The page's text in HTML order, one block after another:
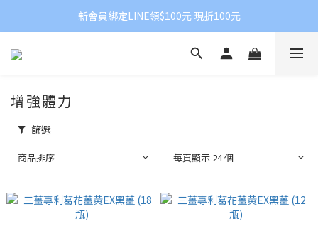
新會員綁定LINE領$100元 現折100元
增強體力
篩選
商品排序 每頁顯示 24 個